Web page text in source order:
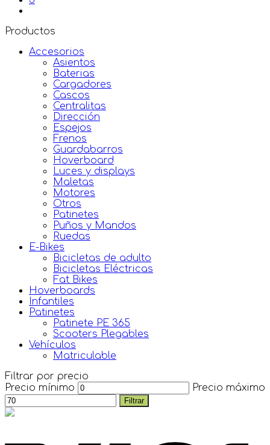
Productos
Accesorios
Asientos
Baterias
Cargadores
Cascos
Centralitas
Dirección
Espejos
Frenos
Guardabarros
Hoverboard
Luces y displays
Maletas
Motores
Otros
Patinetes
Puños y Mandos
Ruedas
E-Bikes
Bicicletas de adulto
Bicicletas Eléctricas
Fat Bikes
Hoverboards
Infantiles
Patinetes
Patinete PE 365
Scooters Plegables
Vehículos
Matriculable
Filtrar por precio
Precio mínimo
Precio máximo
Filtrar